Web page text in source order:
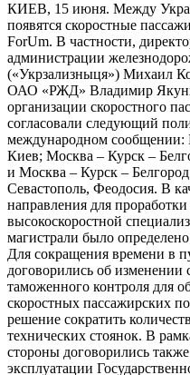
КИЕВ, 15 июня. Между
появятся скоростные
ForUm. В частности,
администрации
(«Укрзализныця») Михаил
ОАО «РЖД» Владимир
организации скоростного
согласовали следующий
международном сообщении:
Киев; Москва – Курск –
и Москва – Курск –
Севастополь, Феодосия. В
направления для
высокоскоростной
магистрали было
Для сокращения времени в
договорились об
таможенного контроля для
скоростных пассажирских
решение сократить
технических стоянок. В
стороны договорились
эксплуатации